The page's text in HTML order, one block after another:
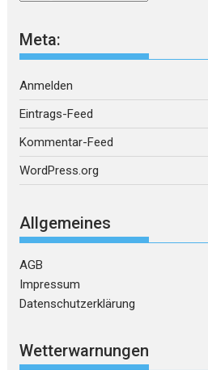
Meta:
Anmelden
Eintrags-Feed
Kommentar-Feed
WordPress.org
Allgemeines
AGB
Impressum
Datenschutzerklärung
Wetterwarnungen